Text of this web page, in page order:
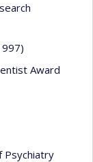
Award
Psychiatry